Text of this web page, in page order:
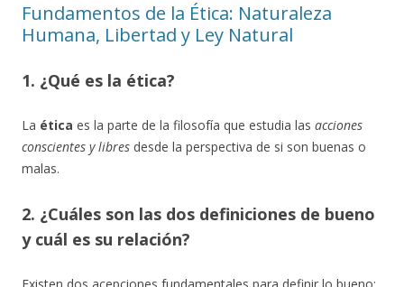
Fundamentos de la Ética: Naturaleza
Humana, Libertad y Ley Natural
1. ¿Qué es la ética?
La ética es la parte de la filosofía que estudia las acciones
conscientes y libres desde la perspectiva de si son buenas o
malas.
2. ¿Cuáles son las dos definiciones de bueno
y cuál es su relación?